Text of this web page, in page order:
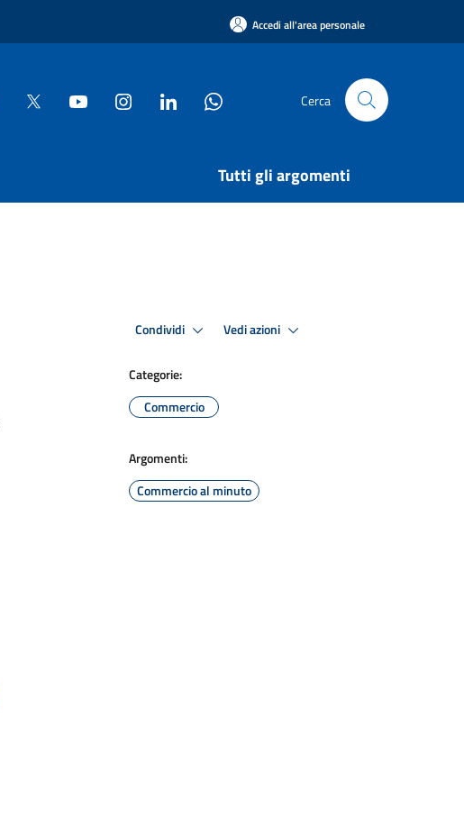
Accedi all'area personale
Cerca
Tutti gli argomenti
Condividi Vedi azioni
Categorie:
Commercio
Argomenti:
Commercio al minuto